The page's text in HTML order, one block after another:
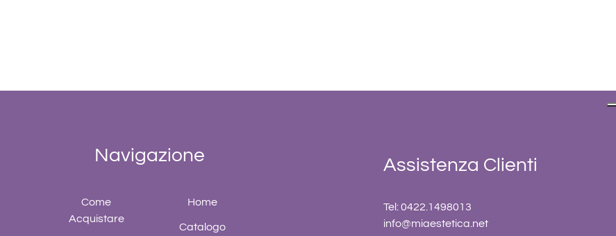
Navigazione
Come
Acquistare
Home
Catalogo
Assistenza Clienti
Tel: 0422.1498013
info@miaestetica.net